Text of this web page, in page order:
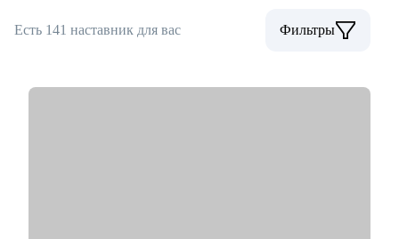
Есть 141 наставник для вас Фильтры